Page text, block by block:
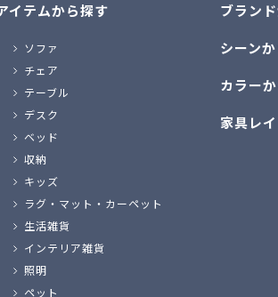
イテムから探す
ソファ
チェア
テーブル
デスク
ベッド
収納
キッズ
ラグ・マット・カーペット
生活雑貨
インテリア雑貨
照明
ペット
ブラン
シーン
カラー
家具レ